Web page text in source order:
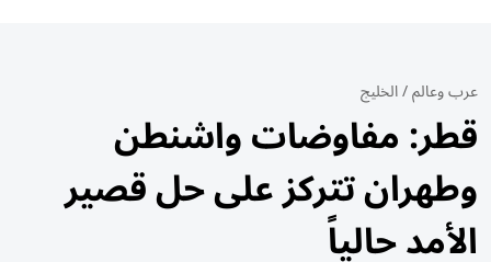
عرب وعالم/الخليج
قطر: مفاوضات واشنطن
وطهران تتركز على حل قصير
الأمد حالياً